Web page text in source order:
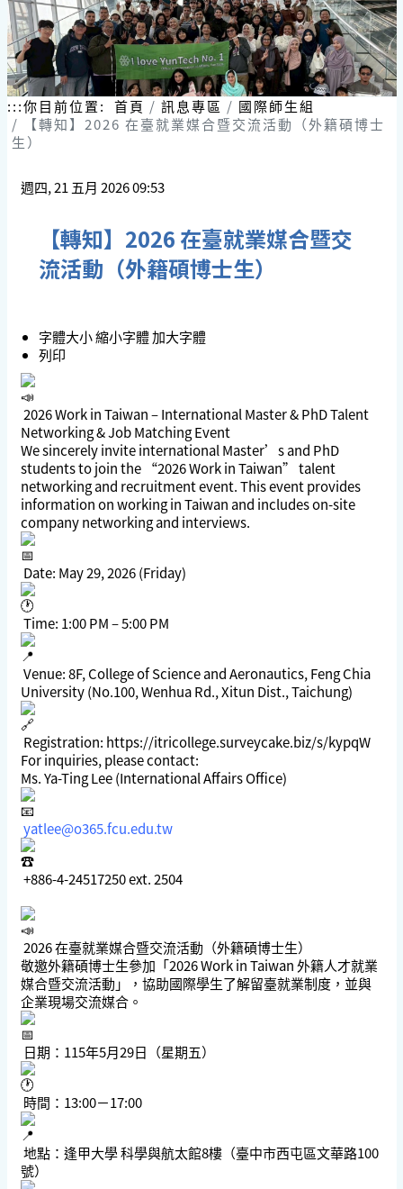
:::你目前位置: 首頁 訊息專區
國際師生組
【轉知】2026 在臺就業媒合暨交流活動（外籍碩博士
生）
週四, 21 五月 2026 09:53
【轉知】2026 在臺就業媒合暨交
流活動（外籍碩博士生）
字體大小縮小字體加大字體
列印
2026 Work in Taiwan – International Master & PhD Talent
Networking & Job Matching Event
We sincerely invite international Master’s and PhD
students to join the “2026 Work in Taiwan” talent
networking and recruitment event. This event provides
information on working in Taiwan and includes on-site
company networking and interviews.
Date: May 29, 2026 (Friday)
Time: 1:00 PM – 5:00 PM
Venue: 8F, College of Science and Aeronautics, Feng Chia
University (No.100, Wenhua Rd., Xitun Dist., Taichung)
Registration: https://itricollege.surveycake.biz/s/kypqW
For inquiries, please contact:
Ms. Ya-Ting Lee (International Affairs Office)
yatlee@o365.fcu.edu.tw
+886-4-24517250 ext. 2504
2026 在臺就業媒合暨交流活動（外籍碩博士生）
敬邀外籍碩博士生參加「2026 Work in Taiwan 外籍人才就業
媒合暨交流活動」，協助國際學生了解留臺就業制度，並與
企業現場交流媒合。
日期：115年5月29日（星期五）
時間：13:00－17:00
地點：逢甲大學 科學與航太館8樓（臺中市西屯區文華路100
號）